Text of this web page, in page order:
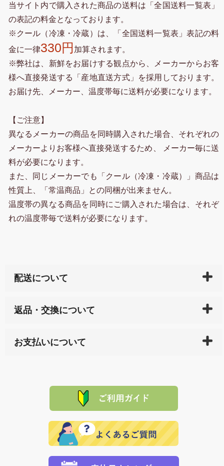
当サイト内で購入された商品の送料は「全国送料一覧表」
の表記の料金となっております。
※クール（冷凍・冷蔵）は、「全国送料一覧表」表記の料
金に一律330円 加算されます。
※弊社は、新鮮をお届けする観点から、メーカーからお客
様へ直接発送する「産地直送方式」を採用しております。
お届け先、メーカー、温度帯毎に送料が必要になります。
【ご注意】
異なるメーカーの商品を同時購入された場合、それぞれの
メーカーよりお客様へ直接発送するため、 メーカー毎に送
料が必要になります。
また、同じメーカーでも「クール（冷凍・冷蔵）」商品は
性質上、「常温商品」との同梱が出来ません。
温度帯の異なる商品を同時にご購入された場合は、それぞ
れの温度帯毎で送料が必要になります。
配送について
天ペイ」の方はご注文受付後）、 長崎県下全域に点在
サイト内で購入された商品の送料は、こちらの
全国送
れの生産メーカーからお客様の元へ直送いたしますの
で、 それぞれ個別に送料が必要になります。
返品・交換について
または配送途中の 事故などで不都合が生じている場合
品代金を返金いたします。）
その際は誠に申し訳ありませんが、当協会までご注文
願いいたします。
お支払いについて
た場合、お客様からの ご入金を確認した後で、商品を
定された場合は、準備出来次第の便にてお送りいたし
ます。 （到着日指定をされている場合は、ご指定の日
程に合わせてお届けいたします。）